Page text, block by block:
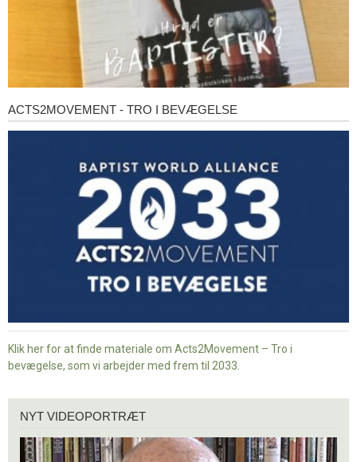
Acts2Movement
ACTS2MOVEMENT - TRO I BEVÆGELSE
Klik her for at finde materiale om Acts2Movement – Tro i
bevægelse, som vi arbejder med frem til 2033.
videoportræt
NYT VIDEOPORTRÆT